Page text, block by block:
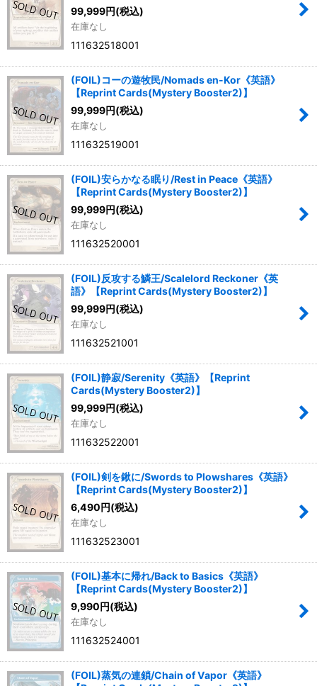
99,999円(税込)
在庫なし
111632518001
(FOIL)コーの遊牧民/Nomads en-Kor《英語》
【Reprint Cards(Mystery Booster2)】
99,999円(税込)
在庫なし
111632519001
(FOIL)安らかなる眠り/Rest in Peace《英語》
【Reprint Cards(Mystery Booster2)】
99,999円(税込)
在庫なし
111632520001
(FOIL)反攻する鱗王/Scalelord Reckoner《英
語》【Reprint Cards(Mystery Booster2)】
99,999円(税込)
在庫なし
111632521001
(FOIL)静寂/Serenity《英語》【Reprint
Cards(Mystery Booster2)】
99,999円(税込)
在庫なし
111632522001
(FOIL)剣を鍬に/Swords to Plowshares《英語》
【Reprint Cards(Mystery Booster2)】
6,490円(税込)
在庫なし
111632523001
(FOIL)基本に帰れ/Back to Basics《英語》
【Reprint Cards(Mystery Booster2)】
9,990円(税込)
在庫なし
111632524001
(FOIL)蒸気の連鎖/Chain of Vapor《英語》